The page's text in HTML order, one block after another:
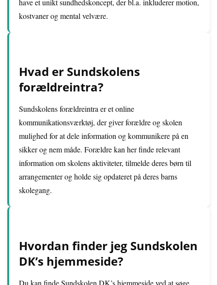
have et unikt sundhedskoncept, der bl.a. inkluderer motion,
kostvaner og mental velvære.
Hvad er Sundskolens
forældreintra?
Sundskolens forældreintra er et online
kommunikationsværktøj, der giver forældre og skolen
mulighed for at dele information og kommunikere på en
sikker og nem måde. Forældre kan her finde relevant
information om skolens aktiviteter, tilmelde deres børn til
arrangementer og holde sig opdateret på deres barns
skolegang.
Hvordan finder jeg Sundskolen
DK’s hjemmeside?
Du kan finde Sundskolen DK’s hjemmeside ved at søge